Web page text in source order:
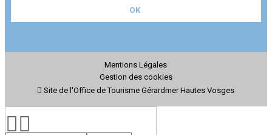
Mentions Légales
Gestion des cookies
Site de l'Office de Tourisme Gérardmer Hautes Vosges